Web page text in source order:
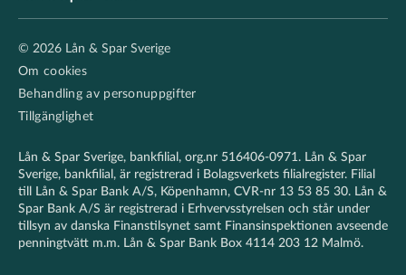
secondary
© 2026 Lån & Spar Sverige
Om cookies
Behandling av personuppgifter
Tillgänglighet
Lån & Spar Sverige, bankfilial, org.nr 516406-0971. Lån & Spar
Sverige, bankfilial, är registrerad i Bolagsverkets filialregister. Filial
till Lån & Spar Bank A/S, Köpenhamn, CVR-nr 13 53 85 30. Lån &
Spar Bank A/S är registrerad i Erhvervsstyrelsen och står under
tillsyn av danska Finanstilsynet samt Finansinspektionen avseende
penningtvätt m.m. Lån & Spar Bank Box 4114 203 12 Malmö.